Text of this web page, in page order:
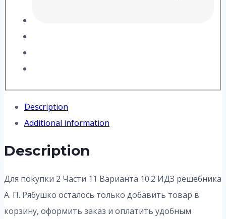
Description
Additional information
Description
Для покупки 2 Части 11 Варианта 10.2 ИДЗ решебника
А. П. Рябушко осталось только добавить товар в
корзину, оформить заказ и оплатить удобным